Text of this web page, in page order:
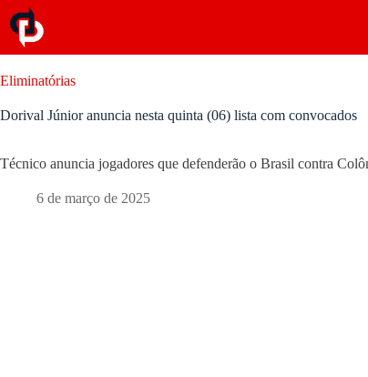
Eliminatórias
Dorival Júnior anuncia nesta quinta (06) lista com convocados
Técnico anuncia jogadores que defenderão o Brasil contra
6 de março de 2025